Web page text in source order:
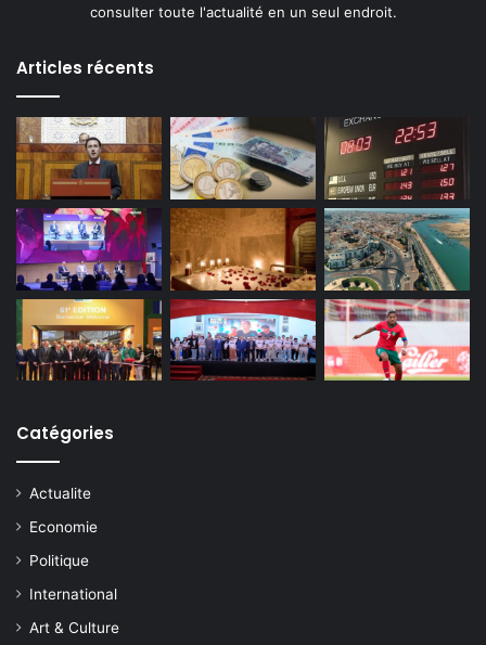
consulter toute l'actualité en un seul endroit.
Articles récents
Catégories
Actualite
Economie
Politique
International
Art & Culture